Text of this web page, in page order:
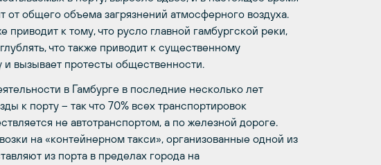
общего объема загрязнений атмосферного воздуха.
к тому, что русло главной гамбургской реки,
что также приводит к существенному
вызывает протесты общественности.
в Гамбурге в последние несколько лет
к порту – так что 70% всех транспортировок
не автотранспортом, а по железной дороге.
на «контейнерном такси», организованные одной из
из порта в пределах города на